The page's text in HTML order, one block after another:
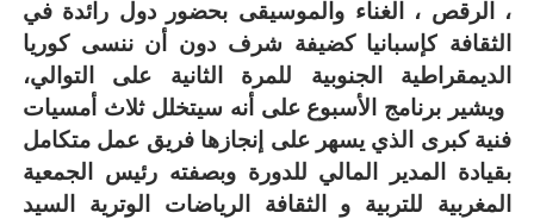
، الرقص ، الغناء والموسيقى بحضور دول رائدة في
الثقافة كإسبانيا كضيفة شرف دون أن ننسى كوريا
الديمقراطية الجنوبية للمرة الثانية على التوالي،
ويشير برنامج الأسبوع على أنه سيتخلل ثلاث أمسيات
فنية كبرى الذي يسهر على إنجازها فريق عمل متكامل
بقيادة المدير المالي للدورة وبصفته رئيس الجمعية
المغربية
للتربية و الثقافة الرياضات الوترية السيد